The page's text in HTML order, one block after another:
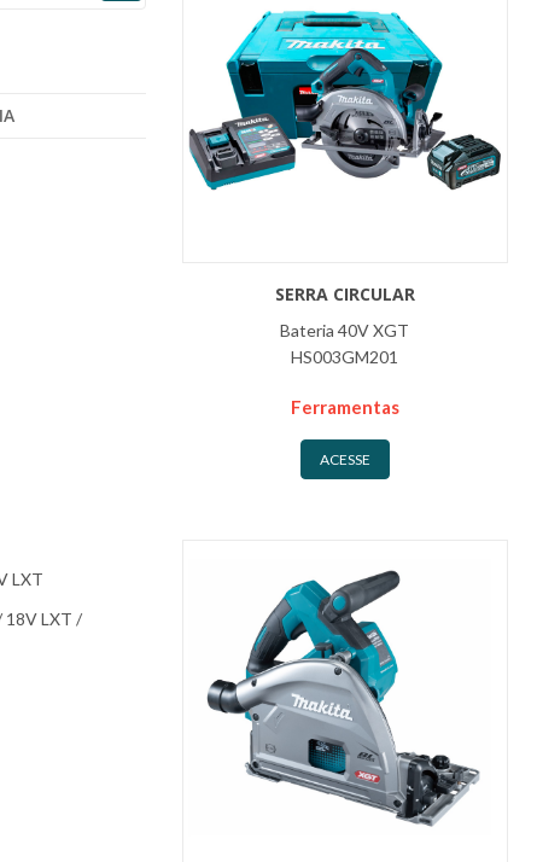
LXT
18V LXT /
SERRA CIRCULAR
Bateria 40V XGT
HS003GM201
Ferramentas
ACESSE